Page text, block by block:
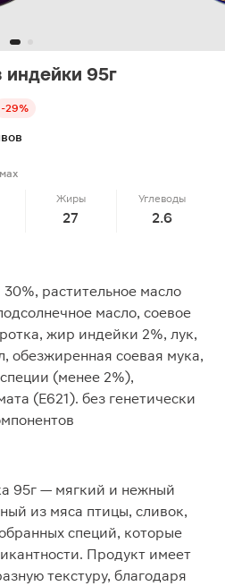
95г
-29%
Жиры
27
Углеводы
2.6
растительное масло
масло, соевое
жир индейки 2%, лук,
обезжиренная соевая мука,
(менее 2%),
(Е621). без генетически
95г — мягкий и нежный
из мяса птицы, сливок,
специй, которые
Продукт имеет
текстуру, благодаря